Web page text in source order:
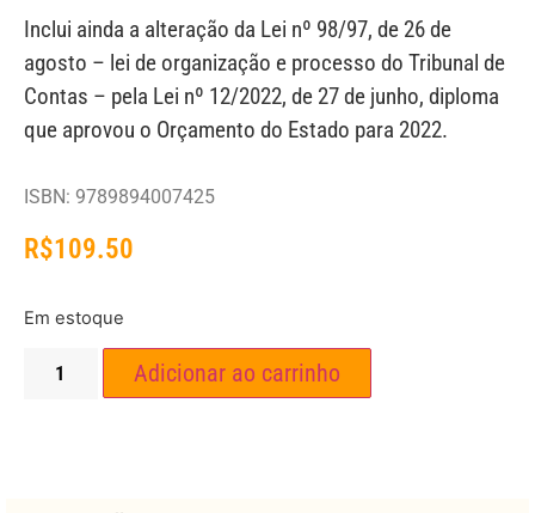
Inclui ainda a alteração da Lei nº 98/97, de 26 de
agosto – lei de organização e processo do Tribunal de
Contas – pela Lei nº 12/2022, de 27 de junho, diploma
que aprovou o Orçamento do Estado para 2022.
ISBN: 9789894007425
R$109.50
Em estoque
Adicionar ao carrinho